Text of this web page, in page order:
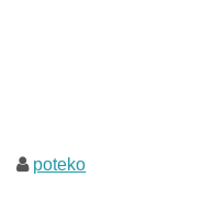
poteko